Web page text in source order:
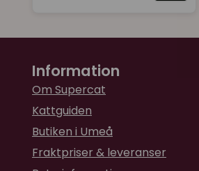
Information
Om Supercat
Kattguiden
Butiken i Umeå
Fraktpriser & leveranser